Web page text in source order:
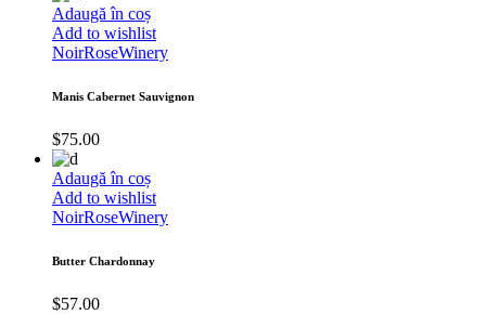
Adaugă în coș
Add to wishlist
NoirRoseWinery
Manis Cabernet Sauvignon
$75.00
Adaugă în coș
Add to wishlist
NoirRoseWinery
Butter Chardonnay
$57.00